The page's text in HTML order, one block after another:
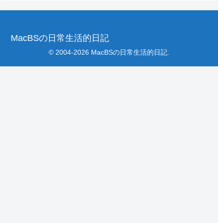
MacBSの日常生活的日記
© 2004-2026 MacBSの日常生活的日記.